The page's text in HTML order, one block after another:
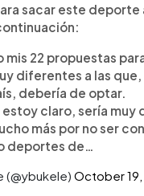
sacar este deporte
mis 22 propuestas
diferentes a las
debería de optar.
estoy claro, sería
más por no ser
deportes de…
(@ybukele) October